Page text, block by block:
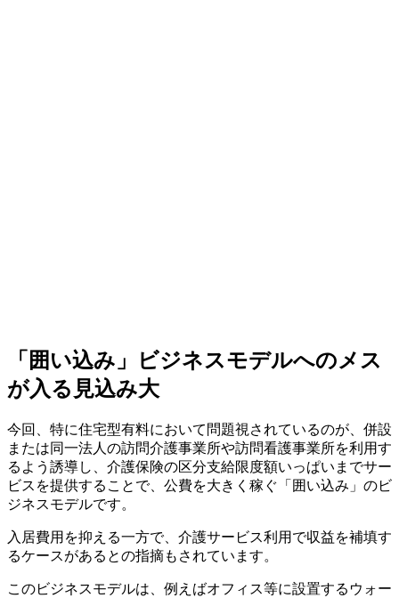
「囲い込み」ビジネスモデルへのメス
が入る見込み大
今回、特に住宅型有料において問題視されているのが、併設
または同一法人の訪問介護事業所や訪問看護事業所を利用す
るよう誘導し、介護保険の区分支給限度額いっぱいまでサー
ビスを提供することで、公費を大きく稼ぐ「囲い込み」のビ
ジネスモデルです。
入居費用を抑える一方で、介護サービス利用で収益を補填す
るケースがあるとの指摘もされています。
このビジネスモデルは、例えばオフィス等に設置するウォー